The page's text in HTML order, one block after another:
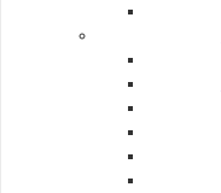
082-512200